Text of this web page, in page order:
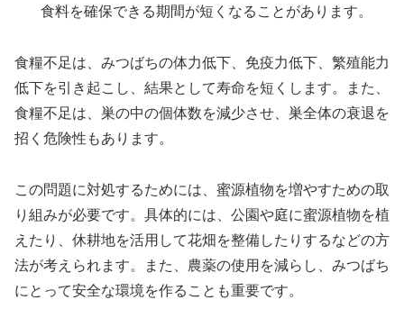
食料を確保できる期間が短くなることがあります。
食糧不足は、みつばちの体力低下、免疫力低下、繁殖能力
低下を引き起こし、結果として寿命を短くします。また、
食糧不足は、巣の中の個体数を減少させ、巣全体の衰退を
招く危険性もあります。
この問題に対処するためには、蜜源植物を増やすための取
り組みが必要です。具体的には、公園や庭に蜜源植物を植
えたり、休耕地を活用して花畑を整備したりするなどの方
法が考えられます。また、農薬の使用を減らし、みつばち
にとって安全な環境を作ることも重要です。